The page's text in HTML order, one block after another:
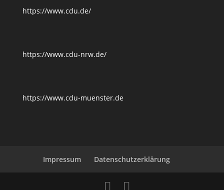
https://www.cdu.de/
https://www.cdu-nrw.de/
https://www.cdu-muenster.de
Impressum Datenschutzerklärung